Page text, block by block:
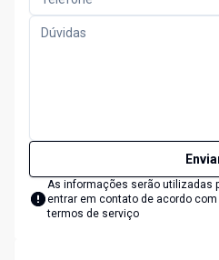
As informações serão utilizadas
entrar em contato de acordo com
termos de serviço